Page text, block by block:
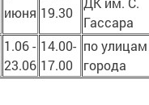
июня 19.30
Гассара
1.06 -
23.06
14.00-
17.00
по улицам
города